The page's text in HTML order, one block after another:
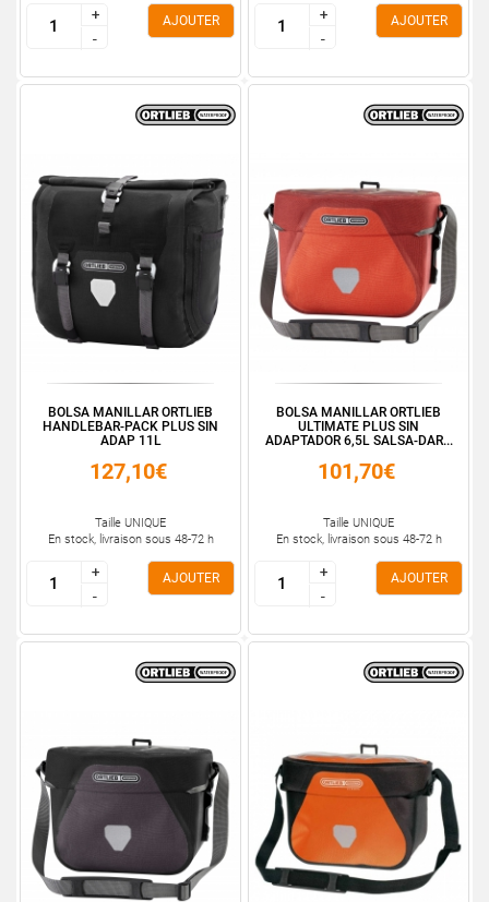
+
-
+
-
AJOUTER
+
-
+
-
AJOUTER
BOLSA MANILLAR ORTLIEB
HANDLEBAR-PACK PLUS SIN
ADAP 11L
127,10€
Taille UNIQUE
En stock, livraison sous 48-72 h
+
-
+
-
AJOUTER
BOLSA MANILLAR ORTLIEB
ULTIMATE PLUS SIN
ADAPTADOR 6,5L SALSA-DAR...
101,70€
Taille UNIQUE
En stock, livraison sous 48-72 h
+
-
+
-
AJOUTER